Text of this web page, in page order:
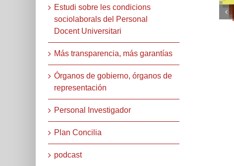
Estudi sobre les condicions
sociolaborals del Personal
Docent Universitari
Más transparencia, más garantías
Órganos de gobierno, órganos de
representación
Personal Investigador
Plan Concilia
podcast